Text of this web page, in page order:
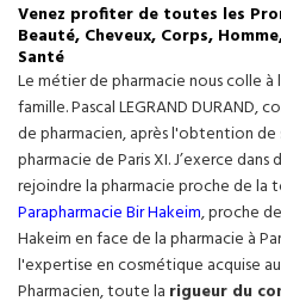
Venez profiter de toutes les
Beauté, Cheveux, Corps,
Santé
Le métier de pharmacie nous colle à
famille. Pascal LEGRAND
de pharmacien, après l'obtention
pharmacie de Paris XI. J’exerce
rejoindre la pharmacie proche de la
Parapharmacie Bir Hakeim, proche
Hakeim en face de la pharmacie à
l'expertise en cosmétique acquise
Pharmacien, toute la rigueur du